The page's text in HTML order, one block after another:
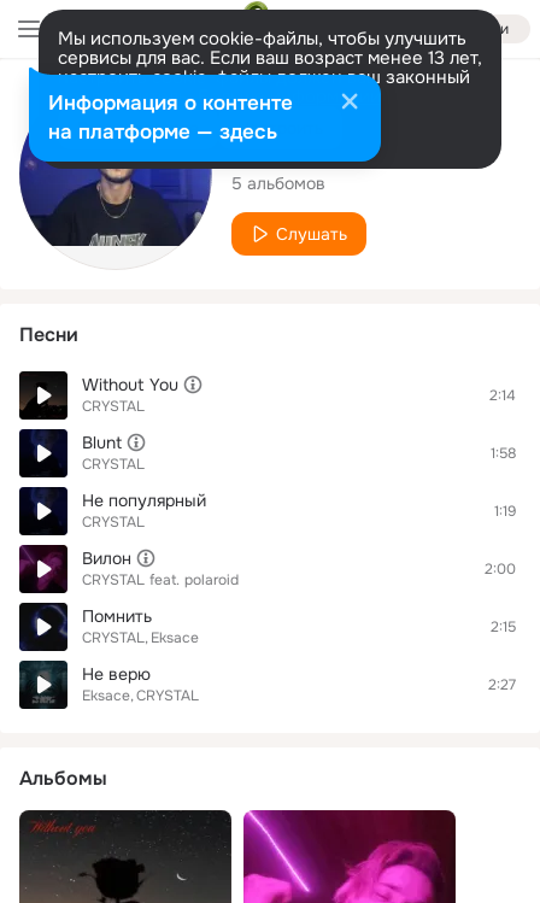
Войти
Мы используем cookie-файлы, чтобы улучшить
сервисы для вас. Если ваш возраст менее 13 лет,
настроить cookie-файлы должен ваш законный
представитель. Больше информации
Разрешить все Настроить
Исполнитель
CRYSTAL
5 альбомов
Слушать
Песни
Without You
CRYSTAL
2:14
Blunt
CRYSTAL
1:58
Не популярный
CRYSTAL
1:19
Вилон
CRYSTAL feat. polaroid
2:00
Помнить
CRYSTAL Eksace
2:15
Не верю
Eksace CRYSTAL
2:27
Альбомы
Информация о контенте
на платформе — здесь